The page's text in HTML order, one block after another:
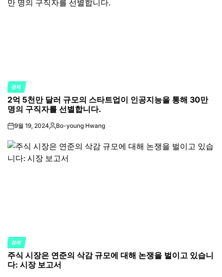
POSTED
IN
경제
2억 5천만 달러 규모의 스타트업이 인공지능을 통해 30만
명의 구직자를 선별합니다.
on9월 19, 2024Posted
Bo-young Hwang
POSTED
IN
경제
주식 시장은 연준의 삭감 규모에 대해 논쟁을 벌이고 있습니
다: 시장 보고서